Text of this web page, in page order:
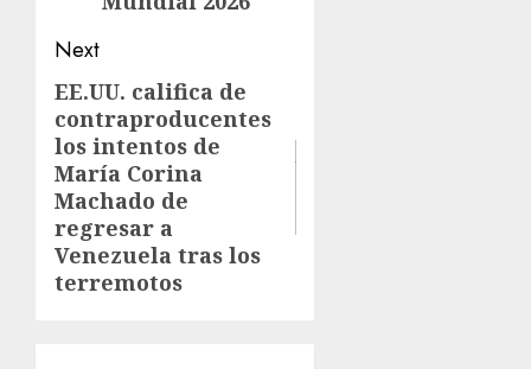
Next
EE.UU. califica de
contraproducentes
los intentos de
María Corina
Machado de
regresar a
Venezuela tras los
terremotos